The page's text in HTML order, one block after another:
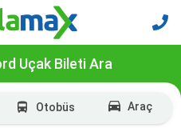
Uçak Bileti Ara
Otobüs Araç